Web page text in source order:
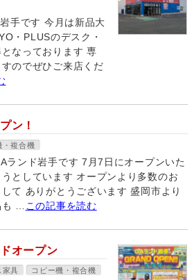
手です 今月は新品大
・PLUSのデスク・
なっております 専
のでぜひご来店くだ
ン！
・複合機
ランド岩手です 7月7日にオープンいた
としています オープンより多数のお
て ありがとうございます 盛岡市より
…
この記事を読む
オープン
家具
コピー機・複合機